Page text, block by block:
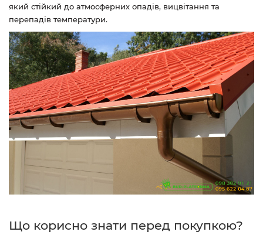
який стійкий до атмосферних опадів, вицвітання та
перепадів температури.
Що корисно знати перед покупкою?